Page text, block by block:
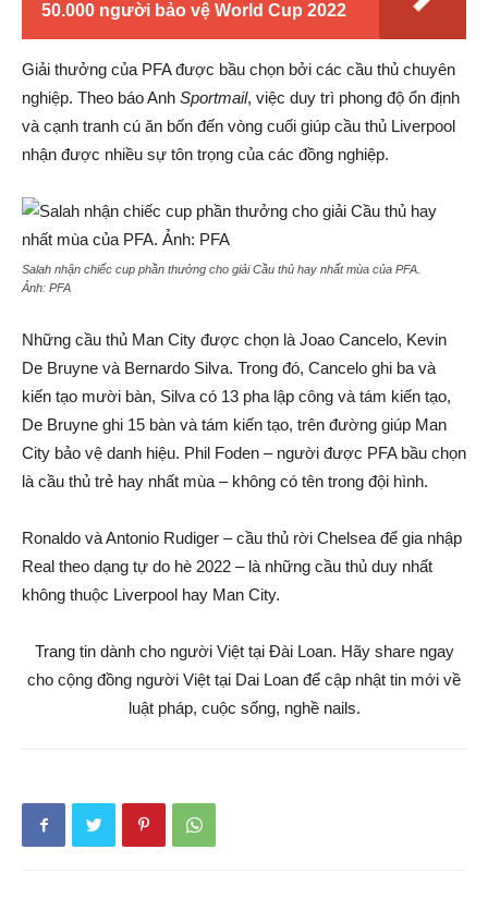
50.000 người bảo vệ World Cup 2022
Giải thưởng của PFA được bầu chọn bởi các cầu thủ chuyên
nghiệp. Theo báo Anh Sportmail, việc duy trì phong độ ổn định
và cạnh tranh cú ăn bốn đến vòng cuối giúp cầu thủ Liverpool
nhận được nhiều sự tôn trọng của các đồng nghiệp.
Salah nhận chiếc cup phần thưởng cho giải Cầu thủ hay nhất mùa của PFA.
Ảnh: PFA
Những cầu thủ Man City được chọn là Joao Cancelo, Kevin
De Bruyne và Bernardo Silva. Trong đó, Cancelo ghi ba và
kiến tạo mười bàn, Silva có 13 pha lập công và tám kiến tạo,
De Bruyne ghi 15 bàn và tám kiến tạo, trên đường giúp Man
City bảo vệ danh hiệu. Phil Foden – người được PFA bầu chọn
là cầu thủ trẻ hay nhất mùa – không có tên trong đội hình.
Ronaldo và Antonio Rudiger – cầu thủ rời Chelsea để gia nhập
Real theo dạng tự do hè 2022 – là những cầu thủ duy nhất
không thuộc Liverpool hay Man City.
Trang tin dành cho người Việt tại Đài Loan. Hãy share ngay
cho cộng đồng người Việt tại Dai Loan để cập nhật tin mới về
luật pháp, cuộc sống, nghề nails.